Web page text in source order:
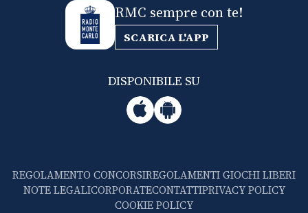
RMC sempre con te!
SCARICA L'APP
DISPONIBILE SU
REGOLAMENTO CONCORSIREGOLAMENTI GIOCHI LIBERI
NOTE LEGALICORPORATECONTATTIPRIVACY POLICY
COOKIE POLICY